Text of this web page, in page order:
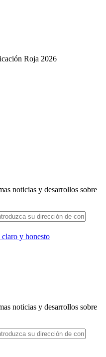
Roja 2026
noticias y desarrollos sobre
y honesto
noticias y desarrollos sobre